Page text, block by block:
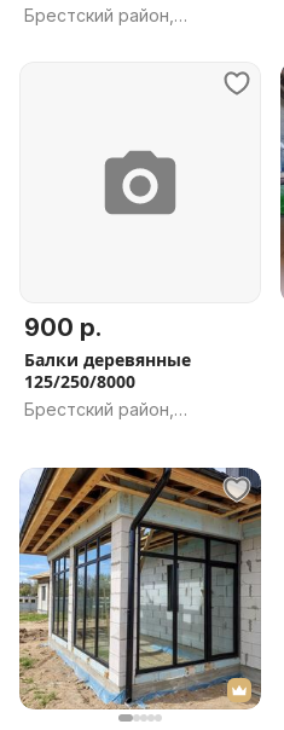
Брестский район,
900 р.
Балки деревянные
125/250/8000
Брестский район,